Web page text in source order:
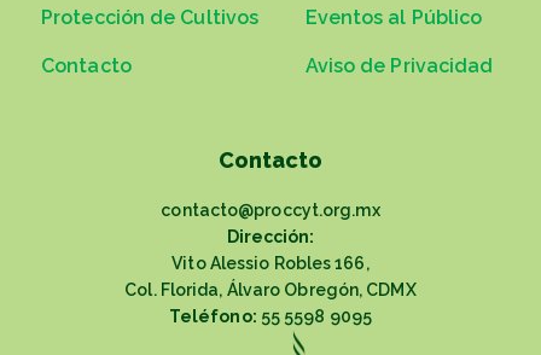
Protección de Cultivos
Contacto
Eventos al Público
Aviso de Privacidad
Contacto
contacto@proccyt.org.mx
Dirección:
Vito Alessio Robles 166,
Col. Florida, Álvaro Obregón, CDMX
Teléfono: 55 5598 9095